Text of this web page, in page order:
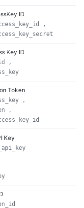
ID
,
Key ID
,
Token
,
,
Key